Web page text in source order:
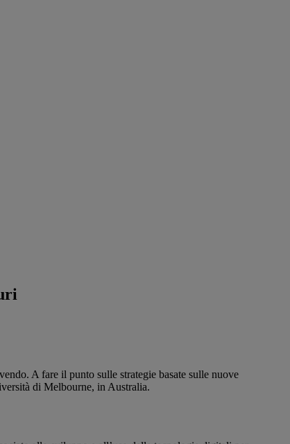
A fare il punto sulle strategie basate sulle nuove
di Melbourne, in Australia.